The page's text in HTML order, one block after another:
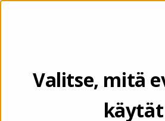
Valitse, mitä
käytät